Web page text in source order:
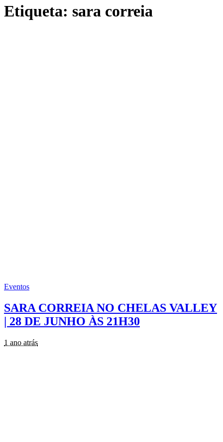
Etiqueta: sara correia
Eventos
SARA CORREIA NO CHELAS VALLEY
| 28 DE JUNHO ÀS 21H30
1 ano atrás